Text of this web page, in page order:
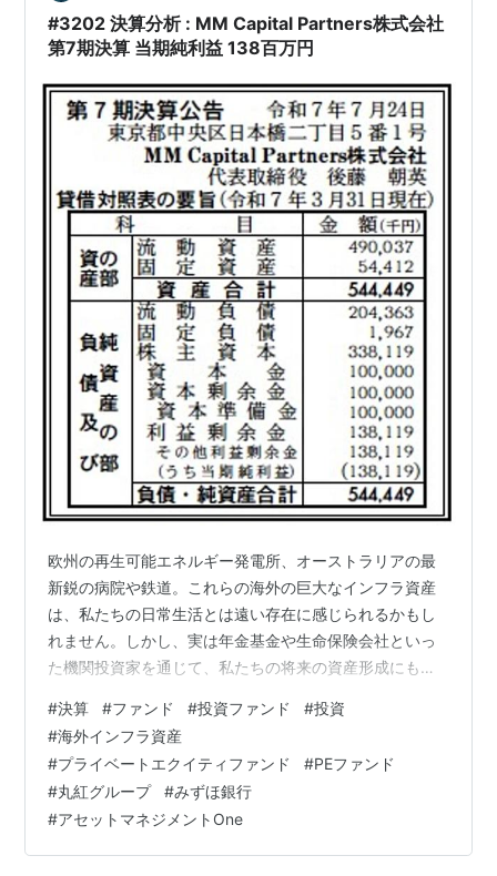
に投資しているアクティビストファンド自…
#3202 決算分析 : MM Capital Partners株式会社
第7期決算 当期純利益 138百万円
欧州の再生可能エネルギー発電所、オーストラリアの最
新鋭の病院や鉄道。これらの海外の巨大なインフラ資産
は、私たちの日常生活とは遠い存在に感じられるかもし
れません。しかし、実は年金基金や生命保険会社といっ
た機関投資家を通じて、私たちの将来の資産形成にも深
能なリターンが期待できるインフラ投資は、世界中のプ
ロの投資家が熱い視線を注ぐ巨大な市場なのです。 この
グローバルな舞台で、日本の機関投資家のために海外の
優良なインフラ資産を発掘し、投資・運用するプロフェ
ッショナル集団が、MM Capital Partners株式会社です。
総合商社の丸紅、メガバンクの…
#決算 #ファンド #投資ファンド #投資
#海外インフラ資産
#プライベートエクイティファンド #PEファンド
#丸紅グループ #みずほ銀行
#アセットマネジメントOne